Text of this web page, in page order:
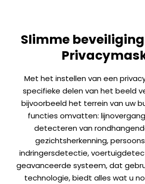
Slimme
Met het instellen van een
specifieke delen van het beeld
bijvoorbeeld het terrein van uw
functies omvatten:
detecteren van
gezichtsherkenning,
indringersdetectie,
geavanceerde systeem, dat
technologie, biedt alles wat u